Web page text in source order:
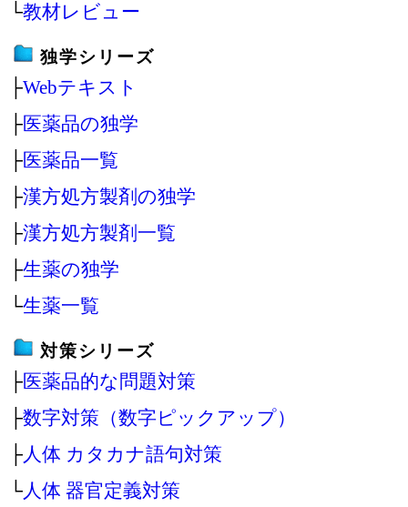
└教材レビュー
独学シリーズ
├Webテキスト
├医薬品の独学
├医薬品一覧
├漢方処方製剤の独学
├漢方処方製剤一覧
├生薬の独学
└生薬一覧
対策シリーズ
├医薬品的な問題対策
├数字対策（数字ピックアップ）
├人体 カタカナ語句対策
└人体 器官定義対策